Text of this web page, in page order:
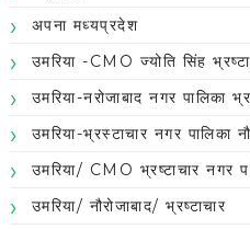
अपना मध्यप्रदेश
उमरिया -CMO ज्योति सिंह
उमरिया-नरोजाबाद नगर पालिका
उमरिया-भ्रस्टाचार नगर पालिका
उमरिया/ CMO भ्रष्टाचार नगर
उमरिया/ नौरोजाबाद/ भ्रष्टाचार